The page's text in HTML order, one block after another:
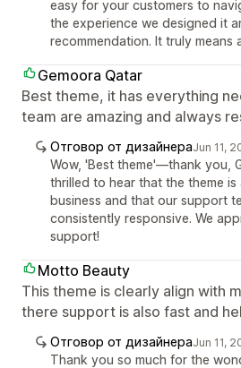
easy for your customers to
the experience we designed it
recommendation. It truly means
Gemoora Qatar
Best theme, it has everything
team are amazing and always
Отговор от дизайнераJun 11,
Wow, 'Best theme'—thank you,
thrilled to hear that the theme
business and that our support
consistently responsive. We
support!
Motto Beauty
This theme is clearly align with
there support is also fast and
Отговор от дизайнераJun 11,
Thank you so much for the